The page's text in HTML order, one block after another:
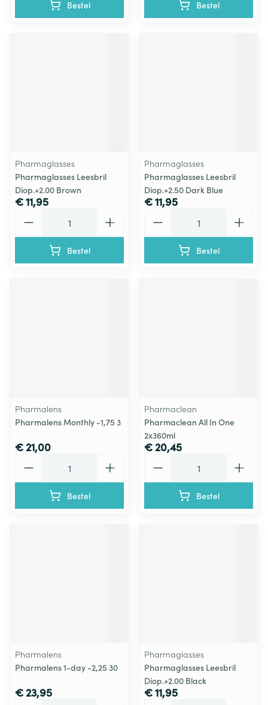
Bestel Bestel
Pharmaglasses
Pharmaglasses Leesbril
Diop.+2.00 Brown
€ 11,95
Bestel
Pharmaglasses
Pharmaglasses Leesbril
Diop.+2.50 Dark Blue
€ 11,95
Bestel
Pharmalens
Pharmalens Monthly -1,75 3
€ 21,00
Bestel
Pharmaclean
Pharmaclean All In One
2x360ml
€ 20,45
Bestel
Pharmalens
Pharmalens 1-day -2,25 30
€ 23,95
Pharmaglasses
Pharmaglasses Leesbril
Diop.+2.00 Black
€ 11,95